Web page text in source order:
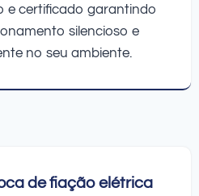
e certificado garantindo
silencioso e
no seu ambiente.
de fiação elétrica